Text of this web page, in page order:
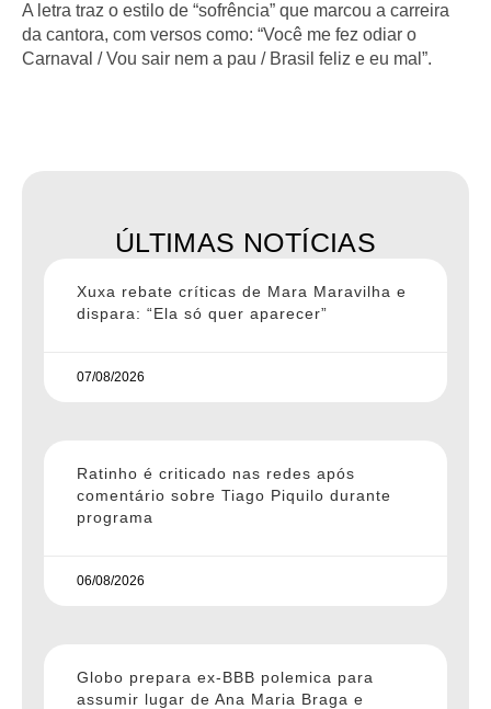
A letra traz o estilo de “sofrência” que marcou a carreira
da cantora, com versos como: “Você me fez odiar o
Carnaval / Vou sair nem a pau / Brasil feliz e eu mal”.
ÚLTIMAS NOTÍCIAS
Xuxa rebate críticas de Mara Maravilha e
dispara: “Ela só quer aparecer”
07/08/2026
Ratinho é criticado nas redes após
comentário sobre Tiago Piquilo durante
programa
06/08/2026
Globo prepara ex-BBB polemica para
assumir lugar de Ana Maria Braga e